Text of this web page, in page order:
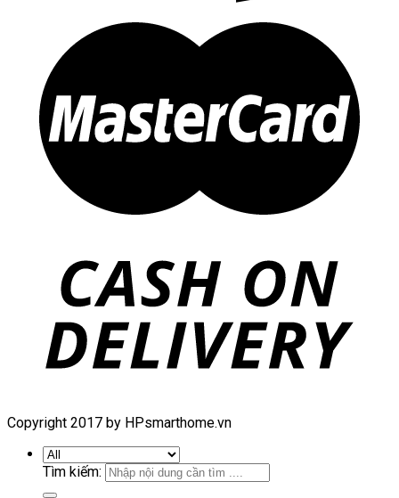
Copyright 2017 by HPsmarthome.vn
Tìm kiếm: